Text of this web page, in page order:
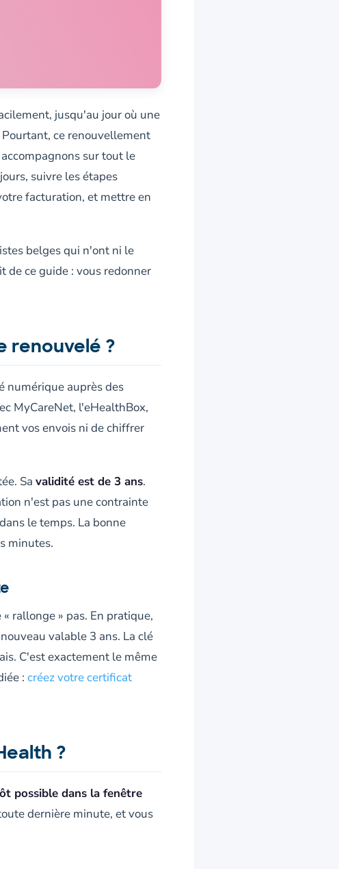
jusqu'au jour où une
ce renouvellement
sur tout le
suivre les étapes
facturation, et mettre en
belges qui n'ont ni le
de ce guide : vous redonner
renouvelé ?
numérique auprès des
MyCareNet, l'eHealthBox,
vos envois ni de chiffrer
Sa validité est de 3 ans.
n'est pas une contrainte
le temps. La bonne
minutes.
rallonge » pas. En pratique,
valable 3 ans. La clé
C'est exactement le même
: créez votre certificat
?
possible dans la fenêtre
dernière minute, et vous